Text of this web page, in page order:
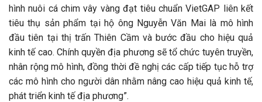
hình nuôi cá chim vây vàng đạt tiêu chuẩn VietGAP liên kết
tiêu thụ sản phẩm tại hộ ông Nguyễn Văn Mai là mô hình
đầu tiên tại thị trấn Thiên Cầm và bước đầu cho hiệu quả
kinh tế cao. Chính quyền địa phương sẽ tổ chức tuyên truyền,
nhân rộng mô hình, đồng thời đề nghị các cấp tiếp tục hỗ trợ
các mô hình cho người dân nhằm nâng cao hiệu quả kinh tế,
phát triển kinh tế địa phương”.